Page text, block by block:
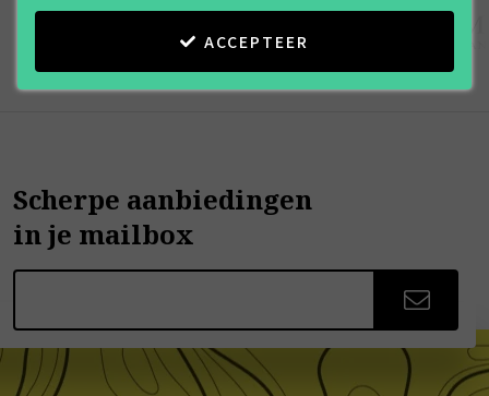
Scherpe aanbiedingen
in je mailbox
ACCEPTEER